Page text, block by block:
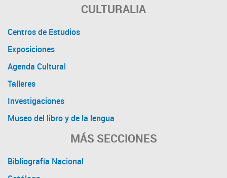
CULTURALIA
Centros de Estudios
Exposiciones
Agenda Cultural
Talleres
Investigaciones
Museo del libro y de la lengua
MÁS SECCIONES
Bibliografía Nacional